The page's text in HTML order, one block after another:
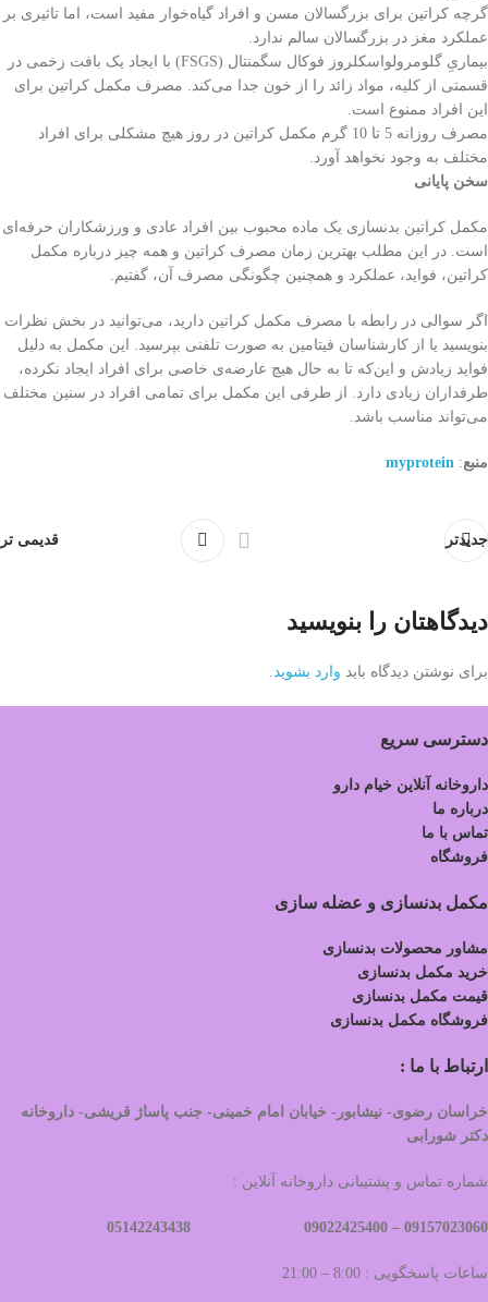
گرچه کراتین برای بزرگسالان مسن و افراد گیاه‌خوار مفید است، اما تاثیری بر
عملکرد مغز در بزرگسالان سالم ندارد.
بیماریِ گلومرولواسکلروز فوکال سگمنتال (FSGS) با ایجاد یک بافت زخمی در
قسمتی از کلیه، مواد زائد را از خون جدا می‌کند. مصرف مکمل کراتین برای
این افراد ممنوع است.
مصرف روزانه 5 تا 10 گرم مکمل کراتین در روز هیچ مشکلی برای افراد
مختلف به وجود نخواهد آورد.
سخن پایانی
مکمل کراتین بدنسازی یک ماده محبوب بین افراد عادی و ورزشکاران حرفه‌ای
است. در این مطلب بهترین زمان مصرف کراتین و همه چیز درباره مکمل
کراتین، فواید، عملکرد و همچنین چگونگی مصرف آن، گفتیم.
اگر سوالی در رابطه با مصرف مکمل کراتین دارید، می‌توانید در بخش نظرات
بنویسید یا از کارشناسان فیتامین به صورت تلفنی بپرسید. این مکمل به دلیل
فواید زیادش و این‌که تا به حال هیچ عارضه‌ی خاصی برای افراد ایجاد نکرده،
طرفداران زیادی دارد. از طرفی این مکمل برای تمامی افراد در سنین مختلف
می‌تواند مناسب باشد.
منبع:
myprotein
جدیدتر قدیمی تر
دیدگاهتان را بنویسید
برای نوشتن دیدگاه باید وارد بشوید.
دسترسی سریع
داروخانه آنلاین خیام دارو
درباره ما
تماس با ما
فروشگاه
مکمل بدنسازی و عضله سازی
مشاور محصولات بدنسازی
خرید مکمل بدنسازی
قیمت مکمل بدنسازی
فروشگاه مکمل بدنسازی
ارتباط با ما :
خراسان رضوی- نیشابور- خیابان امام خمینی- جنب پاساژ قریشی- داروخانه
دکتر شورابی
شماره تماس و پشتیبانی داروخانه آنلاین :
09157023060 –
ساعات پاسخگویی : 8:00 – 21:00